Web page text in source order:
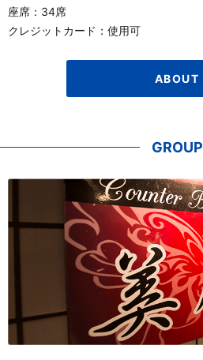
座席：34席
クレジットカード：使用可
ABOUT
GROUP